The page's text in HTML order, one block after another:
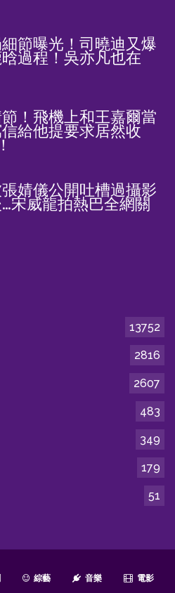
節曝光！司曉迪又爆
過程！吳亦凡也在
！飛機上和王嘉爾當
給他提要求居然收
婧儀公開吐槽過攝影
宋威龍拍熱巴全網關
13752
2816
2607
483
349
179
51
綜藝 音樂 電影